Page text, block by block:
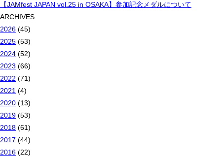
【JAMfest JAPAN vol.25 in OSAKA】参加記念メダルについて
ARCHIVES
2026 (45)
2025 (53)
2024 (52)
2023 (66)
2022 (71)
2021 (4)
2020 (13)
2019 (53)
2018 (61)
2017 (44)
2016 (22)